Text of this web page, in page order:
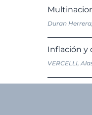
Duran
Inflación y
VERCELLI,